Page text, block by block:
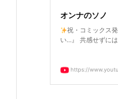
オンナのソノ
祝・コミックス
い…』 共感せずに
https://